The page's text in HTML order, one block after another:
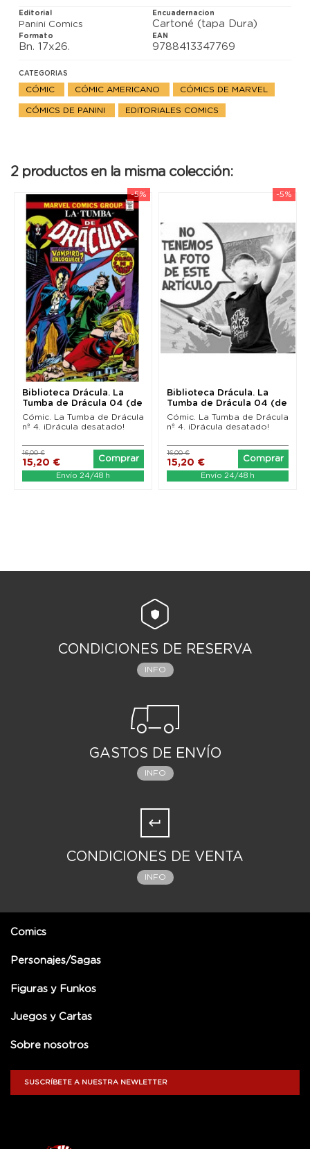
Editorial
Panini Comics
Encuadernacion
Cartoné (tapa Dura)
Formato
Bn. 17x26.
EAN
9788413347769
CATEGORIAS
CÓMIC CÓMIC AMERICANO CÓMICS DE MARVEL
CÓMICS DE PANINI EDITORIALES COMICS
2 productos en la misma colección:
-5%
Biblioteca Drácula. La
Tumba de Drácula 04 (de
10) Edición...
Cómic. La Tumba de Drácula
nº 4. ¡Drácula desatado!
15,20 €
16,00 €
Comprar
Envío 24/48 h
-5%
Biblioteca Drácula. La
Tumba de Drácula 04 (de
10) Nueva edición
Cómic. La Tumba de Drácula
nº 4. ¡Drácula desatado!
15,20 €
16,00 €
Comprar
Envío 24/48 h
CONDICIONES DE RESERVA
INFO
GASTOS DE ENVÍO
INFO
CONDICIONES DE VENTA
INFO
Comics
Personajes/Sagas
Figuras y Funkos
Juegos y Cartas
Sobre nosotros
SUSCRÍBETE A NUESTRA NEWLETTER